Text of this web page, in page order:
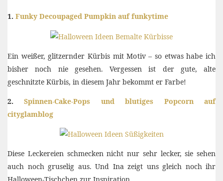
1. Funky Decoupaged Pumpkin auf funkytime
Ein weißer, glitzernder Kürbis mit Motiv – so etwas habe ich
bisher noch nie gesehen. Vergessen ist der gute, alte
geschnitzte Kürbis, in diesem Jahr bekommt er Farbe!
2.Spinnen-Cake-Pops und blutiges Popcorn auf
cityglamblog
Diese Leckereien schmecken nicht nur sehr lecker, sie sehen
auch noch gruselig aus. Und Ina zeigt uns gleich noch ihr